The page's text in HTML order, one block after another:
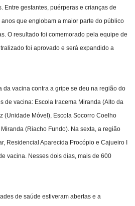
Entre gestantes, puérperas e crianças de
que englobam a maior parte do público
O resultado foi comemorado pela equipe de
foi aprovado e será expandido a
da vacina contra a gripe se deu na região do
de vacina: Escola Iracema Miranda (Alto da
(Unidade Móvel), Escola Socorro Coelho
(Riacho Fundo). Na sexta, a região
Residencial Aparecida Procópio e Cajueiro I
vacina. Nesses dois dias, mais de 600
de saúde estiveram abertas e a